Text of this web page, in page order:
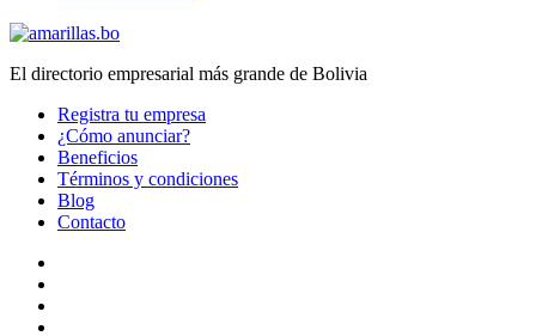
El directorio empresarial más grande de Bolivia
Registra tu empresa
¿Cómo anunciar?
Beneficios
Términos y condiciones
Blog
Contacto